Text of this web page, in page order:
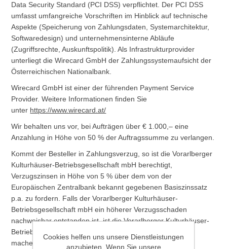
Data Security Standard (PCI DSS) verpflichtet. Der PCI DSS
umfasst umfangreiche Vorschriften im Hinblick auf technische
Aspekte (Speicherung von Zahlungsdaten, Systemarchitektur,
Softwaredesign) und unternehmensinterne Abläufe
(Zugriffsrechte, Auskunftspolitik). Als Infrastrukturprovider
unterliegt die Wirecard GmbH der Zahlungssystemaufsicht der
Österreichischen Nationalbank.
Wirecard GmbH ist einer der führenden Payment Service
Provider. Weitere Informationen finden Sie
unter https://www.wirecard.at/
Wir behalten uns vor, bei Aufträgen über € 1.000,– eine
Anzahlung in Höhe von 50 % der Auftragssumme zu verlangen.
Kommt der Besteller in Zahlungsverzug, so ist die Vorarlberger
Kulturhäuser-Betriebsgesellschaft mbH berechtigt,
Verzugszinsen in Höhe von 5 % über dem von der
Europäischen Zentralbank bekannt gegebenen Basiszinssatz
p.a. zu fordern. Falls der Vorarlberger Kulturhäuser-
Betriebsgesellschaft mbH ein höherer Verzugsschaden
nachweisbar entstanden ist, ist die Vorarlberger Kulturhäuser-
Betriebsgesellschaft mbH berechtigt, diesen geltend zu
machen.
Cookies helfen uns unsere Dienstleistungen
anzubieten. Wenn Sie unsere